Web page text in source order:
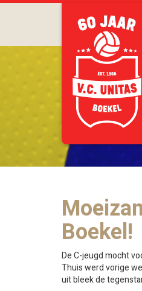
Boekel!
De C-jeugd mocht
Thuis werd vorige
uit bleek de